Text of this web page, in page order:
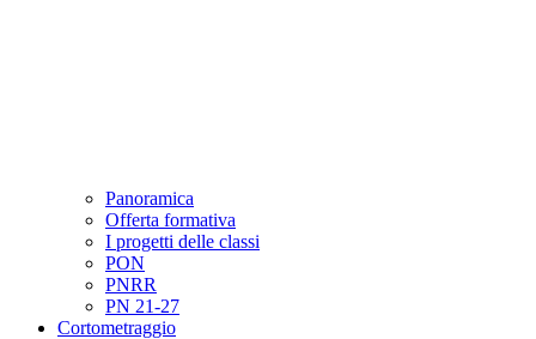
Panoramica
Offerta formativa
I progetti delle classi
PON
PNRR
PN 21-27
Cortometraggio